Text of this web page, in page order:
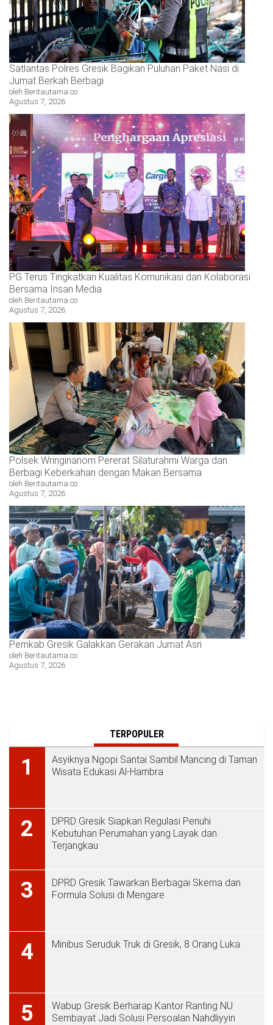
Satlantas Polres Gresik Bagikan Puluhan Paket Nasi di
Jumat Berkah Berbagi
oleh Beritautama.co
Agustus 7, 2026
PG Terus Tingkatkan Kualitas Komunikasi dan Kolaborasi
Bersama Insan Media
oleh Beritautama.co
Agustus 7, 2026
Polsek Wringinanom Pererat Silaturahmi Warga dan
Berbagi Keberkahan dengan Makan Bersama
oleh Beritautama.co
Agustus 7, 2026
Pemkab Gresik Galakkan Gerakan Jumat Asri
oleh Beritautama.co
Agustus 7, 2026
TERPOPULER
1
Asyiknya Ngopi Santai Sambil Mancing di Taman
Wisata Edukasi Al-Hambra
2
DPRD Gresik Siapkan Regulasi Penuhi
Kebutuhan Perumahan yang Layak dan
Terjangkau
3
DPRD Gresik Tawarkan Berbagai Skema dan
Formula Solusi di Mengare
4 Minibus Seruduk Truk di Gresik, 8 Orang Luka
5
Wabup Gresik Berharap Kantor Ranting NU
Sembayat Jadi Solusi Persoalan Nahdliyyin